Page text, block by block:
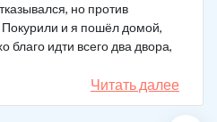
но против
и я пошёл домой,
благо идти всего два двора,
то не так. Спасибо большое,
капельницу и уже
Читать далее